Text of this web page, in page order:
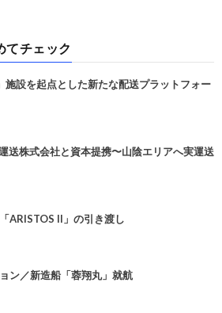
てチェック
設を起点とした新たな配送プラットフォー
株式会社と資本提携〜山陰エリアへ実運送
ARISTOS II」の引き渡し
ン／新造船「蓉翔丸」就航